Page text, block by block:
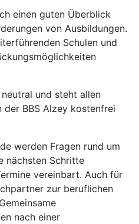
einen guten Überblick
von Ausbildungen.
Schulen und
und steht allen
der BBS Alzey kostenfrei
werden Fragen rund um
nächsten Schritte
vereinbart. Auch für
zur beruflichen
nach einer